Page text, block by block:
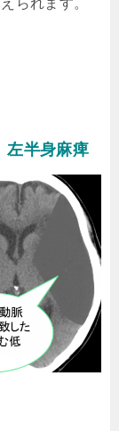
半身麻痺